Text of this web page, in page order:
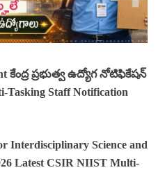
కేంద్ర ప్రభుత్వ ఉద్యోగ నోటిఫికేషన్
Tasking StaffNotification
Interdisciplinary Science and
Latest CSIR NIIST Multi-